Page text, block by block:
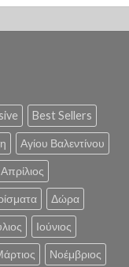
Best Sellers
Αγίου Βαλεντίνου
Απρίλιος
Δώρα
Ιούνιος
Νοέμβριος